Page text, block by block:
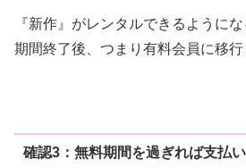
『新作』がレンタルできるように
期間終了後、つまり有料会員に移行
確認3：無料期間を過ぎれば支払